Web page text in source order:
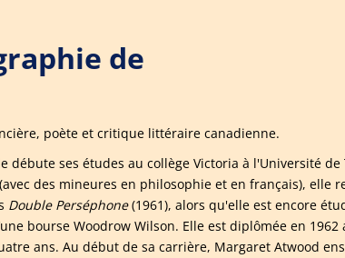
de
poète et critique littéraire canadienne.
débute ses études au collège Victoria à l'Université
des mineures en philosophie et en français), elle
Double Perséphone(1961), alors qu'elle est encore
bourse Woodrow Wilson. Elle est diplômée en 1962
ans. Au début de sa carrière, Margaret Atwood